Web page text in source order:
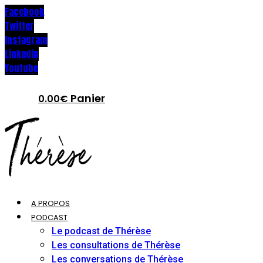
Facebook
Twitter
Instagram
Linkedin
Youtube
0.00€ Panier
A PROPOS
PODCAST
Le podcast de Thérèse
Les consultations de Thérèse
Les conversations de Thérèse